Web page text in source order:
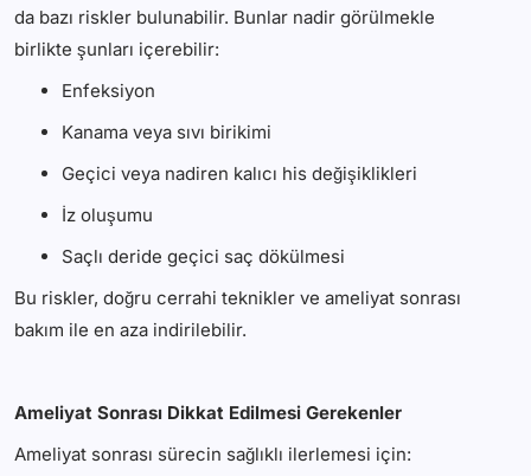
da bazı riskler bulunabilir. Bunlar nadir görülmekle
birlikte şunları içerebilir:
Enfeksiyon
Kanama veya sıvı birikimi
Geçici veya nadiren kalıcı his değişiklikleri
İz oluşumu
Saçlı deride geçici saç dökülmesi
Bu riskler, doğru cerrahi teknikler ve ameliyat sonrası
bakım ile en aza indirilebilir.
Ameliyat Sonrası Dikkat Edilmesi Gerekenler
Ameliyat sonrası sürecin sağlıklı ilerlemesi için: